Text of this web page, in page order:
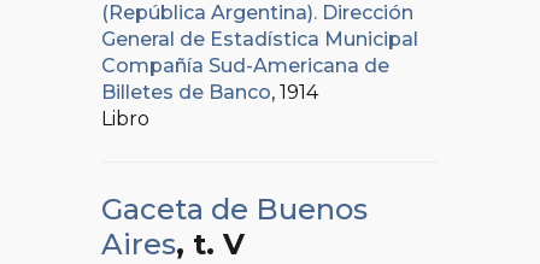
(República Argentina). Dirección
General de Estadística Municipal
Compañía Sud-Americana de
Billetes de Banco, 1914
Libro
Gaceta de Buenos
Aires, t. V